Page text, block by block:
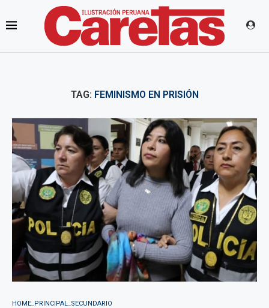
TAG: FEMINISMO EN PRISIÓN
HOME_PRINCIPAL_SECUNDARIO